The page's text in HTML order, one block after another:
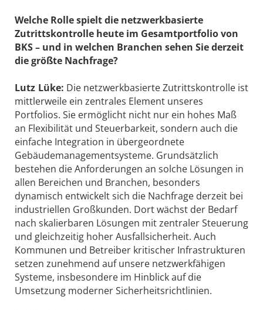
Welche Rolle spielt die netzwerkbasierte
Zutrittskontrolle heute im Gesamtportfolio von
BKS – und in ­welchen Branchen sehen Sie derzeit
die größte Nachfrage?
Lutz Lüke: Die netzwerkbasierte Zutrittskontrolle ist
mittlerweile ein zentrales Element unseres
Portfolios. Sie ermöglicht nicht nur ein hohes Maß
an Flexibilität und Steuerbarkeit, sondern auch die
einfache Integration in übergeordnete
Gebäudemanagementsysteme. Grundsätzlich
bestehen die Anforderungen an solche Lösungen in
allen Bereichen und Branchen, besonders
dynamisch entwickelt sich die Nachfrage derzeit bei
industriellen Großkunden. Dort wächst der Bedarf
nach skalierbaren Lösungen mit zentraler Steuerung
und gleichzeitig hoher Ausfallsicherheit. Auch
Kommunen und Betreiber kritischer Infrastrukturen
setzen zunehmend auf unsere netzwerkfähigen
Systeme, insbesondere im Hinblick auf die
Umsetzung moderner Sicherheitsrichtlinien.